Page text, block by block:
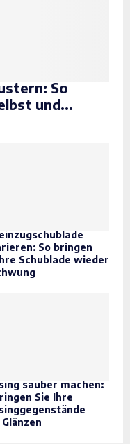
So
und...
So bringen
Schublade wieder
sauber machen:
Sie Ihre